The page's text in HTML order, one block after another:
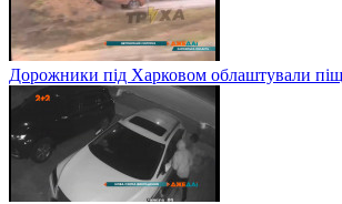
Дорожники під Харковом облаштували